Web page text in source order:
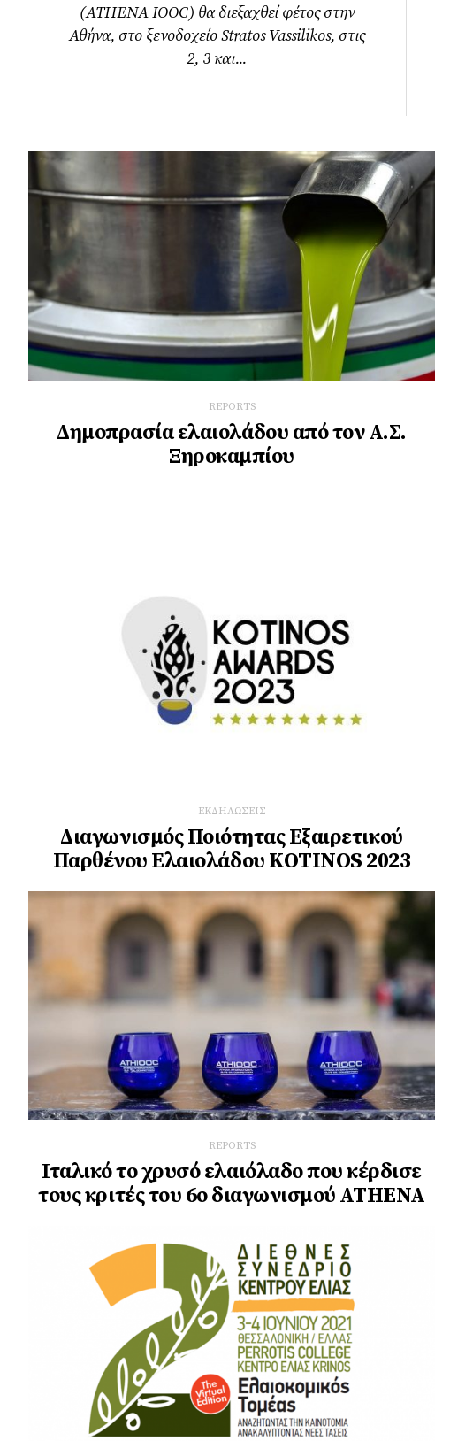
(ATHENA IOOC) θα διεξαχθεί φέτος στην
Αθήνα, στο ξενοδοχείο Stratos Vassilikos, στις
2, 3 και...
REPORTS
Δημοπρασία ελαιολάδου από τον Α.Σ.
Ξηροκαμπίου
ΕΚΔΗΛΩΣΕΙΣ
Διαγωνισμός Ποιότητας Εξαιρετικού
Παρθένου Ελαιολάδου ΚΟΤΙΝOS 2023
REPORTS
Ιταλικό το χρυσό ελαιόλαδο που κέρδισε
τους κριτές του 6ο διαγωνισμού ATHENA